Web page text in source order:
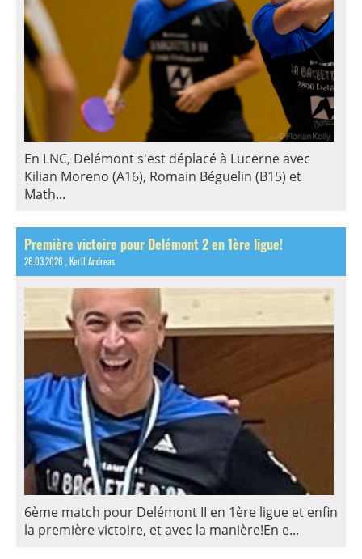
En LNC, Delémont s'est déplacé à Lucerne avec
Kilian Moreno (A16), Romain Béguelin (B15) et
Math...
Première victoire pour Delémont 2 en 1ère ligue!
26.03.2026 , Kerll Andreas
6ème match pour Delémont II en 1ère ligue et enfin
la première victoire, et avec la manière!En e...